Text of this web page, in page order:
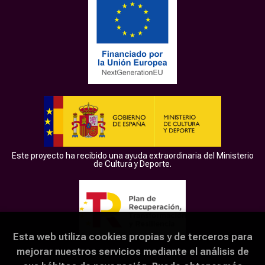
Este proyecto ha recibido una ayuda extraordinaria del Ministerio
de Cultura y Deporte.
Esta web utiliza cookies propias y de terceros para
mejorar nuestros servicios mediante el análisis de